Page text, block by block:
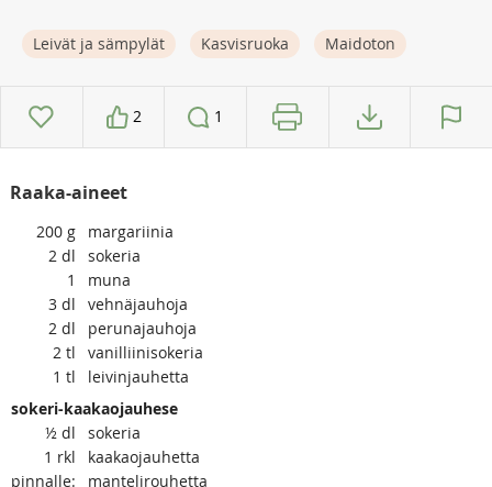
Leivät ja sämpylät Kasvisruoka Maidoton
2 1
Raaka-aineet
200 g
margariinia
2 dl
sokeria
1
muna
3 dl
vehnäjauhoja
2 dl
perunajauhoja
2 tl
vanilliinisokeria
1 tl
leivinjauhetta
sokeri-kaakaojauhese
½ dl
sokeria
1 rkl
kaakaojauhetta
pinnalle:
mantelirouhetta